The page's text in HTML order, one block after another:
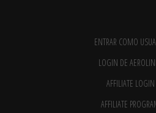
ENTRAR COMO
LOGIN DE
AFFILIATE LOGIN
AFFILIATE